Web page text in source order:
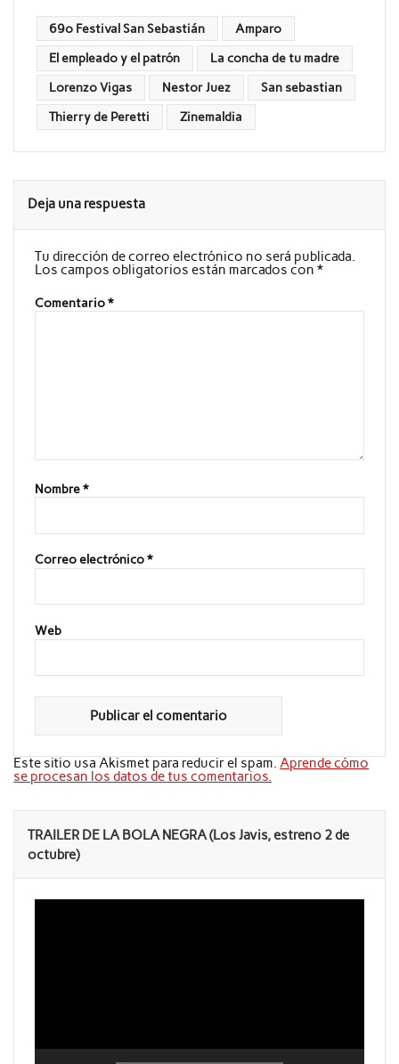
69º Festival San Sebastián Amparo
El empleado y el patrón La concha de tu madre
Lorenzo Vigas Nestor Juez San sebastian
Thierry de Peretti Zinemaldia
Deja una respuesta
Tu dirección de correo electrónico no será publicada.
Los campos obligatorios están marcados con *
Comentario*
Nombre*
Correo electrónico*
Web
Este sitio usa Akismet para reducir el spam.Aprende cómo
se procesan los datos de tus comentarios.
TRAILER DE LA BOLA NEGRA (Los Javis, estreno 2 de
octubre)
Reproductor